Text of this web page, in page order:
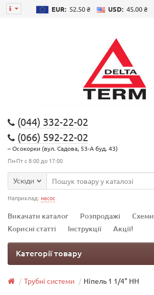
EUR: 52.50 ₴ USD: 45.00 ₴
(044) 332-22-02
(066) 592-22-02
– Осокорки (вул. Садова, 53-А буд. 43)
Пн-Пт с 8:00 до 17:00
Усюди
Наприклад: насос
Викачати каталог Розпродажі
Схеми
Корисні статті
Інструкції Акції!
Категорії товару
Трубні системи Ніпель 1 1/4" НН